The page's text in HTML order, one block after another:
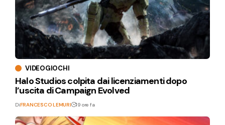
VIDEOGIOCHI
Halo Studios colpita dai licenziamenti dopo
l’uscita di Campaign Evolved
DiFRANCESCO LEMURI 19 ore fa